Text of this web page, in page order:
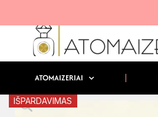
ATOMAIZERIAI
IŠPARDAVIMAS